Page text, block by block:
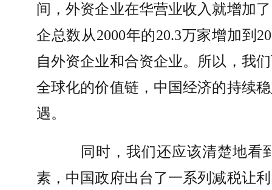
间，外资企业在华营业收入就增加了
企总数从2000年的20.3万家增加到
自外资企业和合资企业。所以，我
全球化的价值链，中国经济的持续
遇。
同时，我们还应该清楚地看
素，中国政府出台了一系列减税让